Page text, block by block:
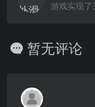
暂无评论